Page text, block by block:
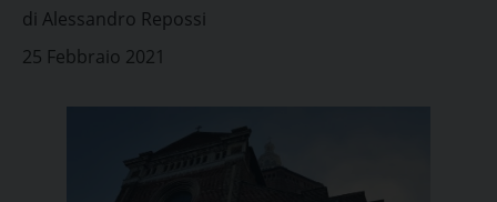
di Alessandro Repossi
25 Febbraio 2021